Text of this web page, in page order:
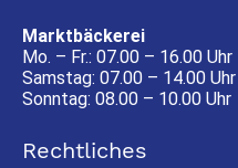
Marktbäckerei
Mo. – Fr.: 07.00 – 16.00 Uhr
Samstag: 07.00 – 14.00 Uhr
Sonntag: 08.00 – 10.00 Uhr
Rechtliches